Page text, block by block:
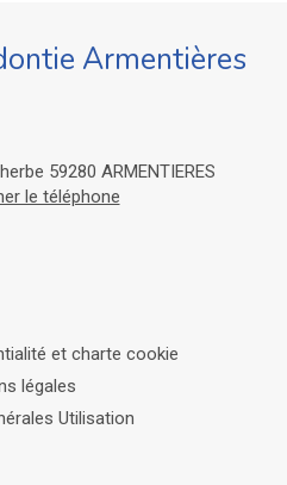
Armentières
59280 ARMENTIERES
le téléphone
et charte cookie
légales
Utilisation